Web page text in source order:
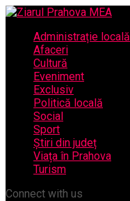
Administrație locală
Afaceri
Cultură
Eveniment
Exclusiv
Politică locală
Social
Sport
Știri din județ
Viața în Prahova
Turism
Connect with us